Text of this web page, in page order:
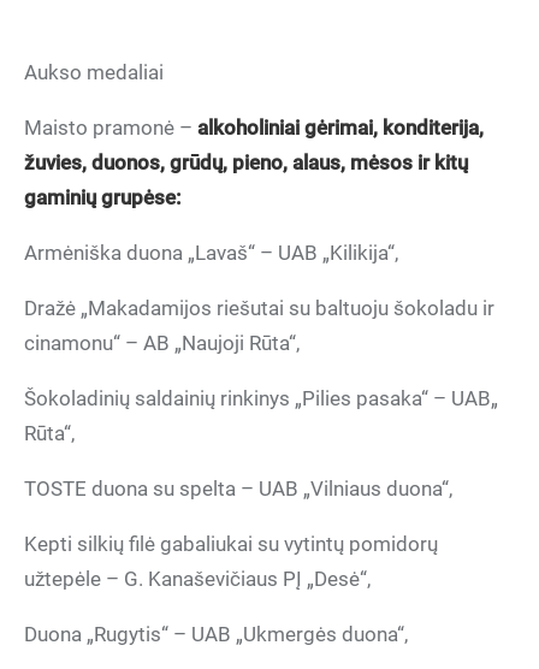
Aukso medaliai
Maisto pramonė – alkoholiniai gėrimai, konditerija,
žuvies, duonos, grūdų, pieno, alaus, mėsos ir kitų
gaminių grupėse:
Armėniška duona „Lavaš“ – UAB „Kilikija“,
Dražė „Makadamijos riešutai su baltuoju šokoladu ir
cinamonu“ – AB „Naujoji Rūta“,
Šokoladinių saldainių rinkinys „Pilies pasaka“ – UAB„
Rūta“,
TOSTE duona su spelta – UAB „Vilniaus duona“,
Kepti silkių filė gabaliukai su vytintų pomidorų
užtepėle – G. Kanaševičiaus PĮ „Desė“,
Duona „Rugytis“ – UAB „Ukmergės duona“,